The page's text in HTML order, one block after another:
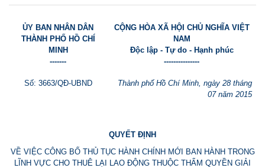
ỦY BAN NHÂN DÂN
THÀNH PHỐHỒCHÍ
MINH
-------
CỘNG HÒA XÃ HỘI CHỦ NGHĨA VIỆT
NAM
Độc lập - Tự do - Hạnh phúc
---------------
Số: 3663/QĐ-UBND
Thành phố Hồ Chí Minh, ngày 28 tháng
07 năm 2015
QUYẾT ĐỊNH
VỀ VIỆC CÔNG BỐ THỦ TỤC HÀNH CHÍNH MỚI BAN HÀNH TRONG
LĨNH VỰC CHO THUÊ LẠI LAO ĐỘNG THUỘC THẨM QUYỀN GIẢI